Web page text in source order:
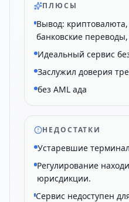
ПЛЮСЫ
Вывод:
банковские
Идеальный сервис
Заслужил доверия
без AML ада
НЕДОСТАТКИ
Устаревшие
Регулирование
юрисдикции.
Сервис недоступен